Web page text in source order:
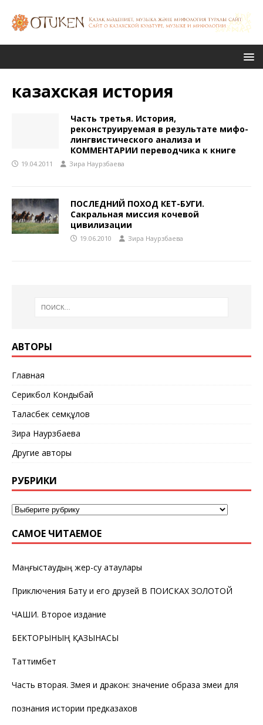
казахская история
Часть третья. История,
реконструируемая в результате мифо-
лингвистического анализа и
КОММЕНТАРИИ переводчика к книге
19.04.2011 Зира Наурзбаева
ПОСЛЕДНИЙ ПОХОД КЕТ-БУГИ.
Сакральная миссия кочевой
цивилизации
19.06.2010 Зира Наурзбаева
АВТОРЫ
Главная
Серикбол Кондыбай
Таласбек Әсемқұлов
Зира Наурзбаева
Другие авторы
РУБРИКИ
САМОЕ ЧИТАЕМОЕ
Маңғыстаудың жер-су атаулары
Приключения Бату и его друзей В ПОИСКАХ ЗОЛОТОЙ
ЧАШИ. Второе издание
БЕКТОРЫНЫҢ ҚАЗЫНАСЫ
Таттимбет
Часть вторая. Змея и дракон: значение образа змеи для
познания истории предказахов